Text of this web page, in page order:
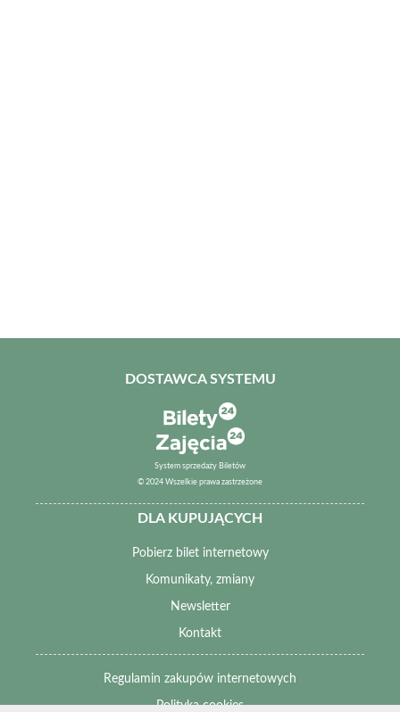
DOSTAWCA SYSTEMU
System sprzedaży Biletów
© 2024 Wszelkie prawa zastrzeżone
DLA KUPUJĄCYCH
Pobierz bilet internetowy
Komunikaty, zmiany
Newsletter
Kontakt
Regulamin zakupów internetowych
Polityka cookies